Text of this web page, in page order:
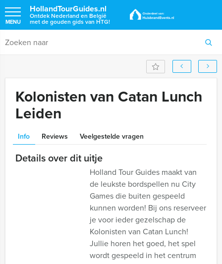
HollandTourGuides.nl
Ontdek Nederland en België
met de gouden gids van HTG!
MENU
Kolonisten van Catan Lunch
Leiden
Info Reviews Veelgestelde vragen
Details over dit uitje
Holland Tour Guides maakt van
de leukste bordspellen nu City
Games die buiten gespeeld
kunnen worden! Bij ons reserveer
je voor ieder gezelschap de
Kolonisten van Catan Lunch!
Jullie horen het goed, het spel
wordt gespeeld in het centrum